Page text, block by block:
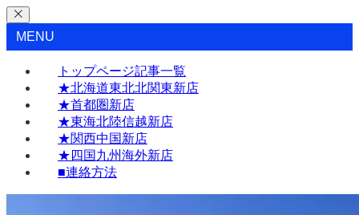
MENU
トップページ記事一覧
★北海道東北北関東新店
★首都圏新店
★東海北陸信越新店
★関西中国新店
★四国九州海外新店
■連絡方法